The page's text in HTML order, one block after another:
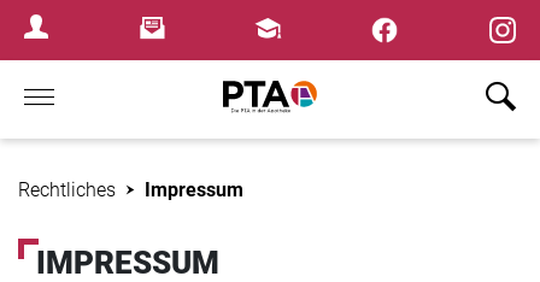
Login MenuNewsletterFortbildungen
Home
Rechtliches Impressum
IMPRESSUM
×